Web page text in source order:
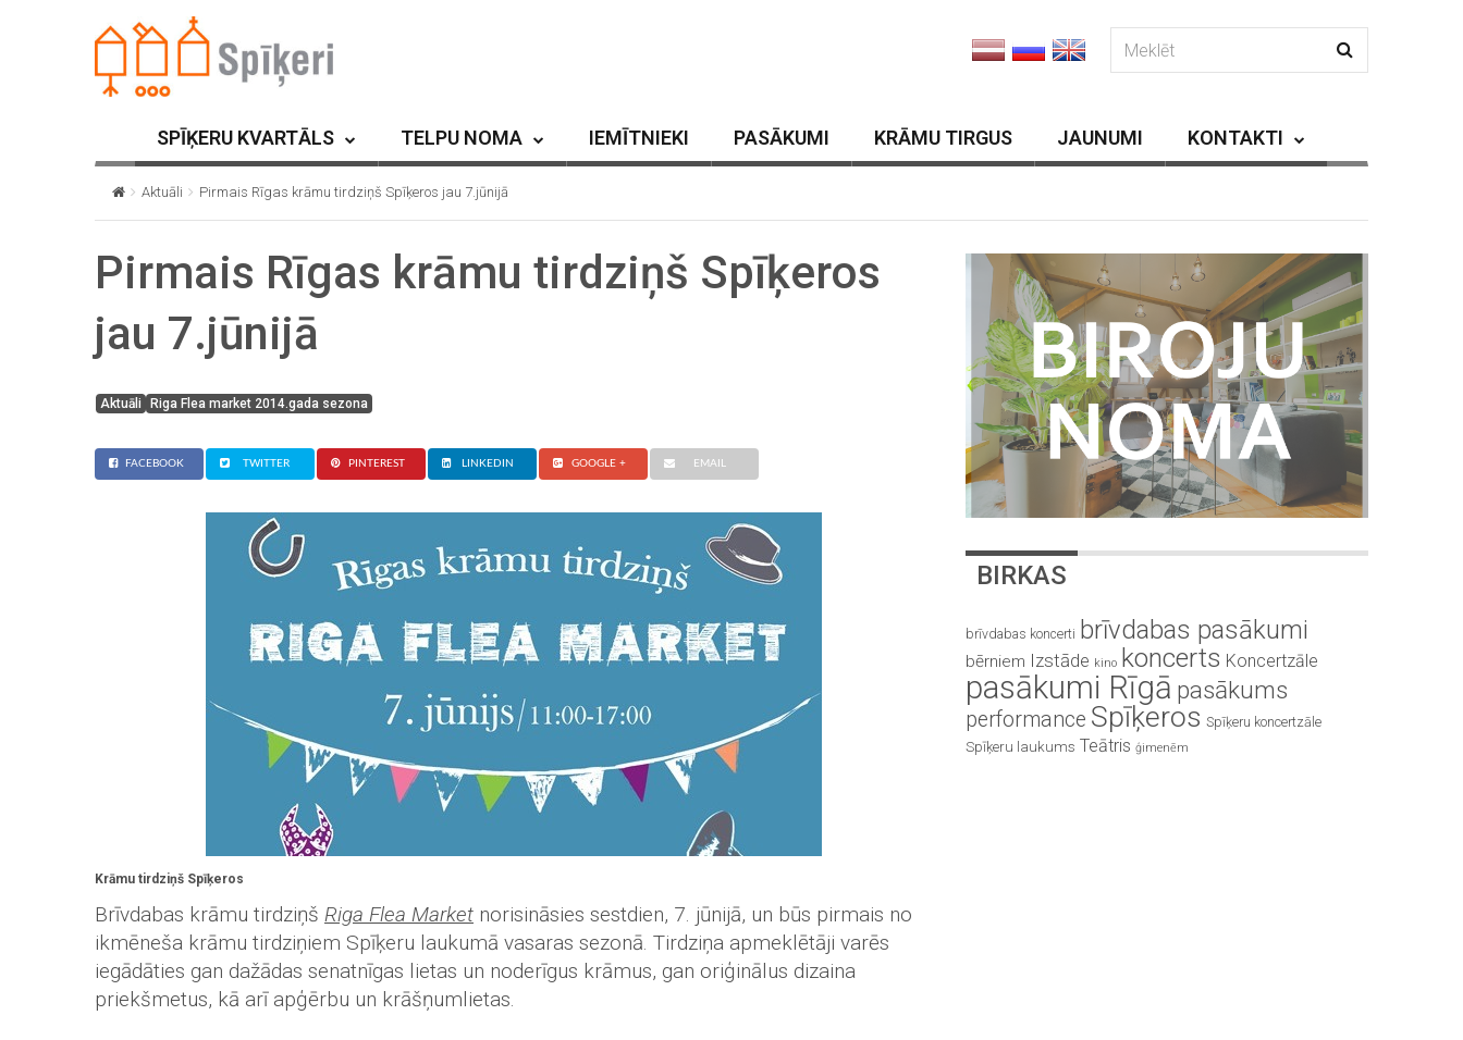
SPĪĶERU KVARTĀLS TELPU NOMA IEMĪTNIEKI PASĀKUMI KRĀMU TIRGUS JAUNUMI KONTAKTI
Aktuāli Pirmais Rīgas krāmu tirdziņš Spīķeros jau 7.jūnijā
Pirmais Rīgas krāmu tirdziņš Spīķeros
jau 7.jūnijā
Aktuāli Riga Flea market 2014.gada sezona
FACEBOOK TWITTER PINTEREST LINKEDIN GOOGLE + EMAIL
Krāmu tirdziņš Spīķeros
Brīvdabas krāmu tirdziņš Riga Flea Market norisināsies sestdien, 7. jūnijā, un būs pirmais no
ikmēneša krāmu tirdziņiem Spīķeru laukumā vasaras sezonā. Tirdziņa apmeklētāji varēs
iegādāties gan dažādas senatnīgas lietas un noderīgus krāmus, gan oriģinālus dizaina
priekšmetus, kā arī apģērbu un krāšņumlietas.
BIRKAS
brīvdabas koncerti brīvdabas pasākumi
bērniem Izstāde kino koncerts Koncertzāle
pasākumi Rīgā pasākums
performance Spīķeros Spīķeru koncertzāle
Spīķeru laukums Teātris ģimenēm